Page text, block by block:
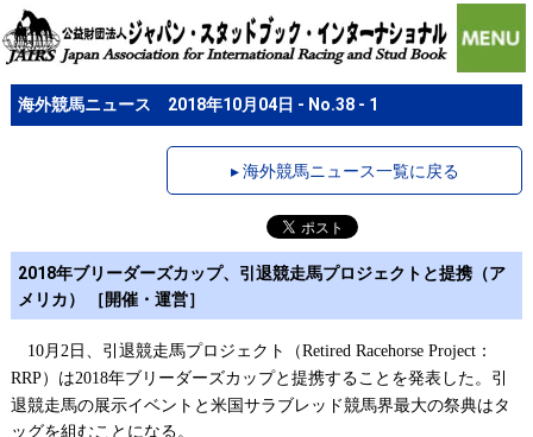
海外競馬ニュース 2018年10月04日 - No.38 - 1
▸ 海外競馬ニュース一覧に戻る
2018年ブリーダーズカップ、引退競走馬プロジェクトと提携（ア
メリカ） ［開催・運営］
10月 2日、引退競走馬プロジェクト（Retired Racehorse Project：
RRP）は2018年ブリーダーズカップと提携することを発表した。引
退競走馬の展示イベントと米国サラブレッド競馬界最大の祭典はタ
ッグを組むことになる。